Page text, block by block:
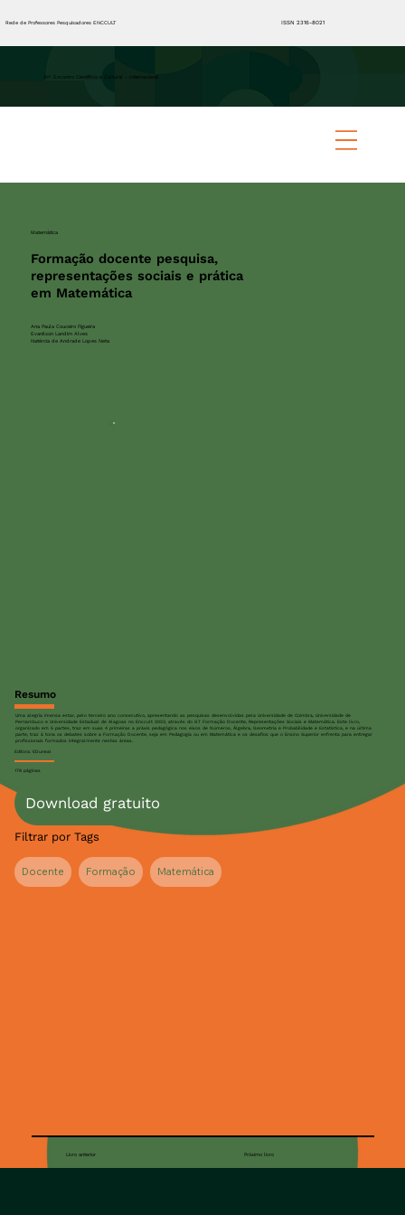
Rede de Professores Pesquisadores ENCCULT ISSN 2316-8021
XVI Encontro Científico e Cultural - Internacional
Matemática
Formação docente pesquisa,
representações sociais e prática
em Matemática
Ana Paula Couceiro Figueira
Evanilson Landim Alves
Natércia de Andrade Lopes Neta
Resumo
Uma alegria imensa estar, pelo terceiro ano consecutivo, apresentando as pesquisas desenvolvidas pela Universidade de Coimbra, Universidade de
Pernambuco e Universidade Estadual de Alagoas no Enccult 2023, através do GT Formação Docente, Representações Sociais e Matemática. Este livro,
organizado em 5 partes, traz em suas 4 primeiras a práxis pedagógica nos eixos de Números, Álgebra, Geometria e Probabilidade e Estatística, e na última
parte, traz à tona os debates sobre a Formação Docente, seja em Pedagogia ou em Matemática e os desafios que o Ensino Superior enfrenta para entregar
profissionais formados integralmente nestas áreas.
Editora: EDuneal
178 páginas
Download gratuito
Filtrar por Tags
Docente Formação Matemática
Livro anterior Próximo livro